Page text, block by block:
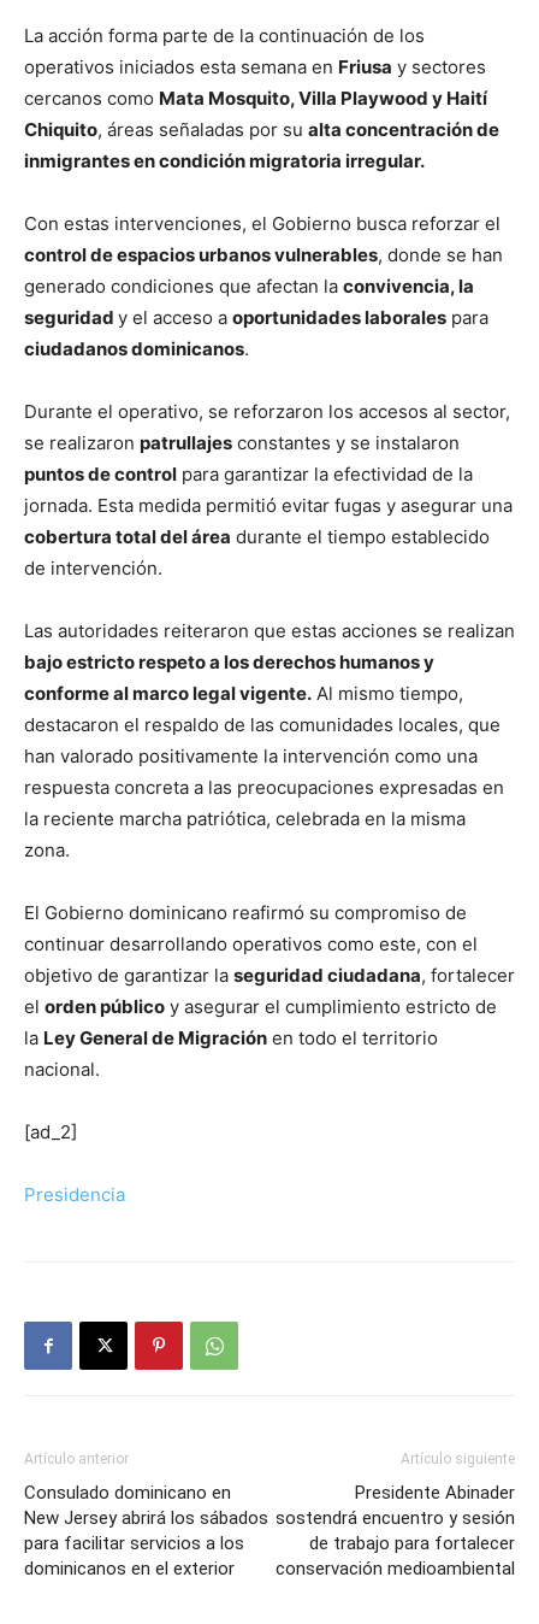
La acción forma parte de la continuación de los
operativos iniciados esta semana en Friusa y sectores
cercanos como Mata Mosquito, Villa Playwood y Haití
Chiquito, áreas señaladas por su alta concentración de
inmigrantes en condición migratoria irregular.
Con estas intervenciones, el Gobierno busca reforzar el
control de espacios urbanos vulnerables, donde se han
generado condiciones que afectan la convivencia, la
seguridad y el acceso a oportunidades laborales para
ciudadanos dominicanos.
Durante el operativo, se reforzaron los accesos al sector,
se realizaron patrullajes constantes y se instalaron
puntos de control para garantizar la efectividad de la
jornada. Esta medida permitió evitar fugas y asegurar una
cobertura total del área durante el tiempo establecido
de intervención.
Las autoridades reiteraron que estas acciones se realizan
bajo estricto respeto a los derechos humanos y
conforme al marco legal vigente. Al mismo tiempo,
destacaron el respaldo de las comunidades locales, que
han valorado positivamente la intervención como una
respuesta concreta a las preocupaciones expresadas en
la reciente marcha patriótica, celebrada en la misma
zona.
El Gobierno dominicano reafirmó su compromiso de
continuar desarrollando operativos como este, con el
objetivo de garantizar la seguridad ciudadana, fortalecer
el orden público y asegurar el cumplimiento estricto de
la Ley General de Migración en todo el territorio
nacional.
[ad_2]
Presidencia
Artículo anterior
Consulado dominicano en
New Jersey abrirá los sábados
para facilitar servicios a los
dominicanos en el exterior
Artículo siguiente
Presidente Abinader
sostendrá encuentro y sesión
de trabajo para fortalecer
conservación medioambiental